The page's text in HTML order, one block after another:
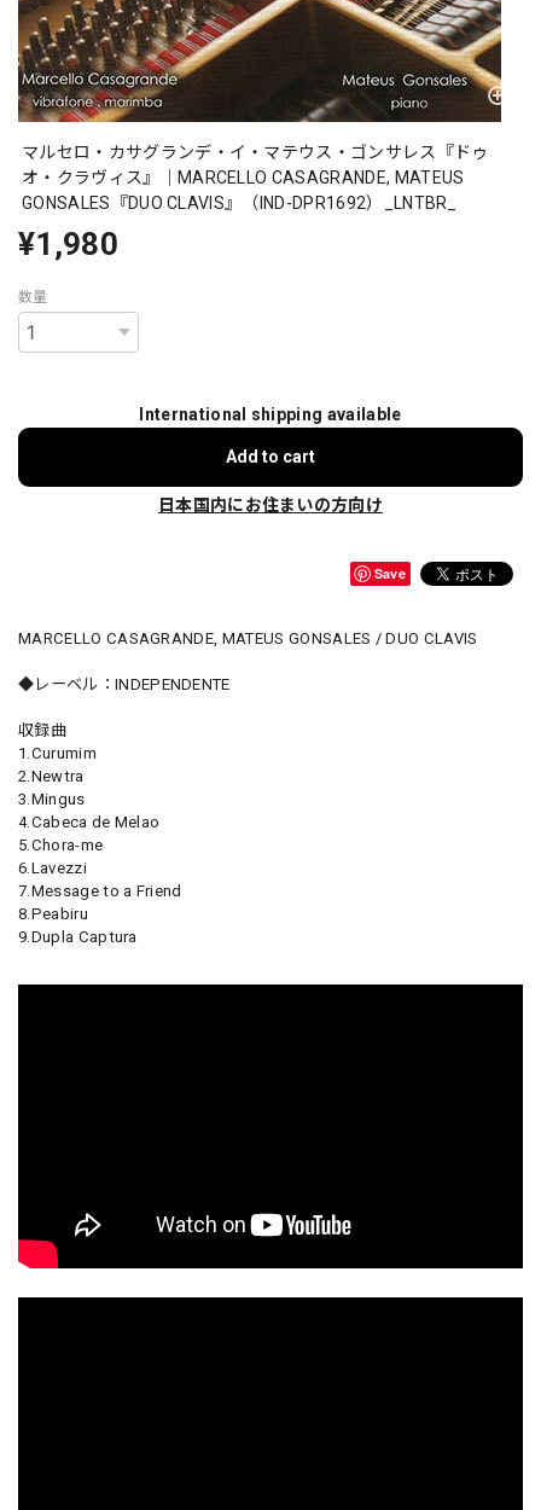
マルセロ・カサグランデ・イ・マテウス・ゴンサレス『ドゥ
オ・クラヴィス』｜MARCELLO CASAGRANDE, MATEUS
GONSALES『DUO CLAVIS』（IND-DPR1692）_LNTBR_
¥1,980
数量
International shipping available
Add to cart
日本国内にお住まいの方向け
Save
MARCELLO CASAGRANDE, MATEUS GONSALES / DUO CLAVIS
◆レーベル：INDEPENDENTE
収録曲
1.Curumim
2.Newtra
3.Mingus
4.Cabeca de Melao
5.Chora-me
6.Lavezzi
7.Message to a Friend
8.Peabiru
9.Dupla Captura